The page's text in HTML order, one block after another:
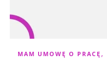
MAM UMOWĘ O PRACĘ ,